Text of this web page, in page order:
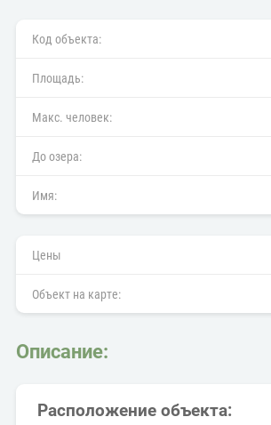
Код объекта:
Площадь:
Макс. человек:
До озера:
Имя:
Цены
Объект на карте:
Описание:
Расположение объекта: